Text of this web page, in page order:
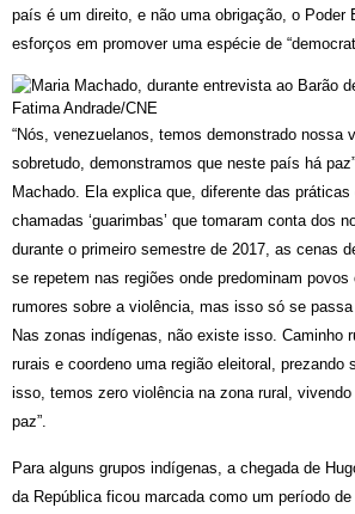
país é um direito, e não uma obrigação, o Poder
esforços em promover uma espécie de
“Nós, venezuelanos, temos demonstrado nossa
sobretudo, demonstramos que neste país há
Machado. Ela explica que, diferente das
chamadas ‘guarimbas’ que tomaram conta dos
durante o primeiro semestre de 2017, as cenas
se repetem nas regiões onde predominam povos
rumores sobre a violência, mas isso só se
Nas zonas indígenas, não existe isso. Caminho
rurais e coordeno uma região eleitoral, prezando
isso, temos zero violência na zona rural,
paz”.
Para alguns grupos indígenas, a chegada de
da República ficou marcada como um período de